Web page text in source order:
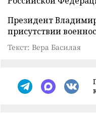
Президент
присутствии
Текст: Вера Басилая